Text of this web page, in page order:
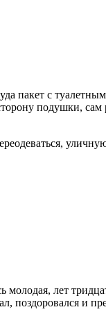
пакет с
подушки,
молодая, лет
поздоровался